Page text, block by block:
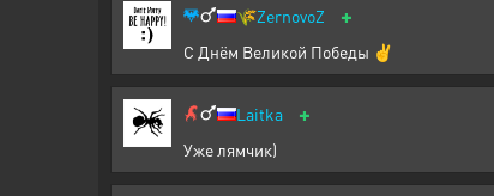
🌾ZernovoZ +
С Днём Великой Победы ✌️
Laitka +
Уже лямчик)